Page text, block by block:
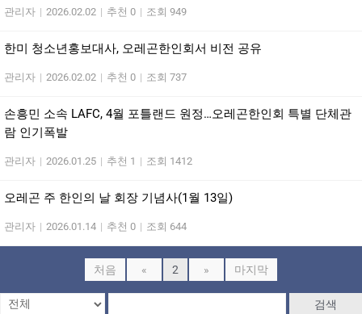
관리자 | 2026.02.02 | 추천 0 | 조회 949
한미 청소년홍보대사, 오레곤한인회서 비전 공유
관리자 | 2026.02.02 | 추천 0 | 조회 737
손흥민 소속 LAFC, 4월 포틀랜드 원정…오레곤한인회 특별 단체관
람 인기폭발
관리자 | 2026.01.25 | 추천 1 | 조회 1412
오레곤 주 한인의 날 회장 기념사(1월 13일)
관리자 | 2026.01.14 | 추천 0 | 조회 644
처음 « 2 » 마지막
검색